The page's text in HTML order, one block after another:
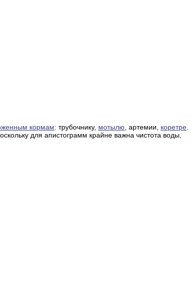
кормам: трубочнику, мотылю, артемии, коретре.
для апистограмм крайне важна чистота воды,